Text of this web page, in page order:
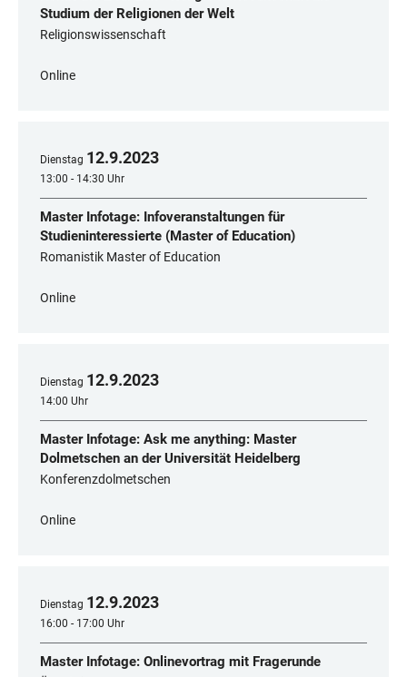
Studium der Religionen der Welt
Religionswissenschaft
Online
Dienstag 12.9.2023
13:00 - 14:30 Uhr
Master Infotage: Infoveranstaltungen für
Studieninteressierte (Master of Education)
Romanistik Master of Education
Online
Dienstag 12.9.2023
14:00 Uhr
Master Infotage: Ask me anything: Master
Dolmetschen an der Universität Heidelberg
Konferenzdolmetschen
Online
Dienstag 12.9.2023
16:00 - 17:00 Uhr
Master Infotage: Onlinevortrag mit Fragerunde